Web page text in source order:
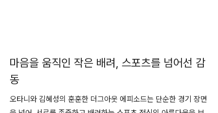
마음을 움직인 작은 배려, 스포츠를 넘어선 감
동
오타니와 김혜성의 훈훈한 더그아웃 에피소드는 단순한 경기 장면